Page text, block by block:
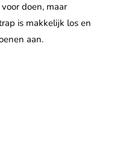
doen, maar
is makkelijk los en
aan.